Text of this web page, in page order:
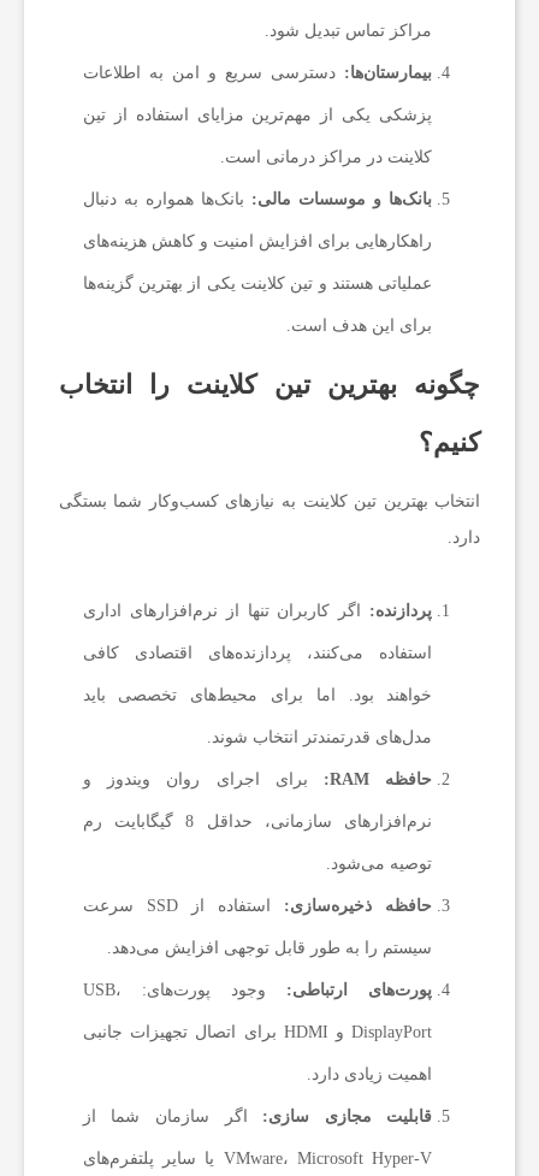
مراکز تماس تبدیل شود.
بیمارستان‌ها: دسترسی سریع و امن به اطلاعات
پزشکی یکی از مهم‌ترین مزایای استفاده از تین
کلاینت در مراکز درمانی است.
بانک‌ها و موسسات مالی: بانک‌ها همواره به دنبال
راهکارهایی برای افزایش امنیت و کاهش هزینه‌های
عملیاتی هستند و تین کلاینت یکی از بهترین گزینه‌ها
برای این هدف است.
چگونه بهترین تین کلاینت را انتخاب
کنیم؟
انتخاب بهترین تین کلاینت به نیازهای کسب‌وکار شما بستگی
دارد.
پردازنده: اگر کاربران تنها از نرم‌افزارهای اداری
استفاده می‌کنند، پردازنده‌های اقتصادی کافی
خواهند بود. اما برای محیط‌های تخصصی باید
مدل‌های قدرتمندتر انتخاب شوند.
حافظه RAM: برای اجرای روان ویندوز و
نرم‌افزارهای سازمانی، حداقل 8 گیگابایت رم
توصیه می‌شود.
حافظه ذخیره‌سازی: استفاده از SSD سرعت
سیستم را به طور قابل توجهی افزایش می‌دهد.
پورت‌های ارتباطی: وجود پورت‌های: USB،
DisplayPort و HDMI برای اتصال تجهیزات جانبی
اهمیت زیادی دارد.
قابلیت مجازی سازی: اگر سازمان شما از
VMware، Microsoft Hyper-V یا سایر پلتفرم‌های